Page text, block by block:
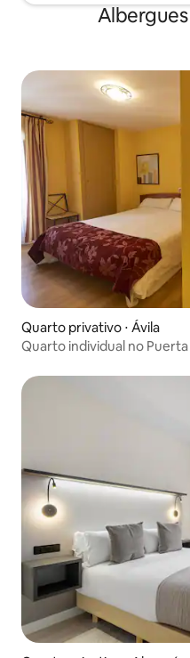
Quarto privativo ⋅ Ávila‎
Quarto individual no